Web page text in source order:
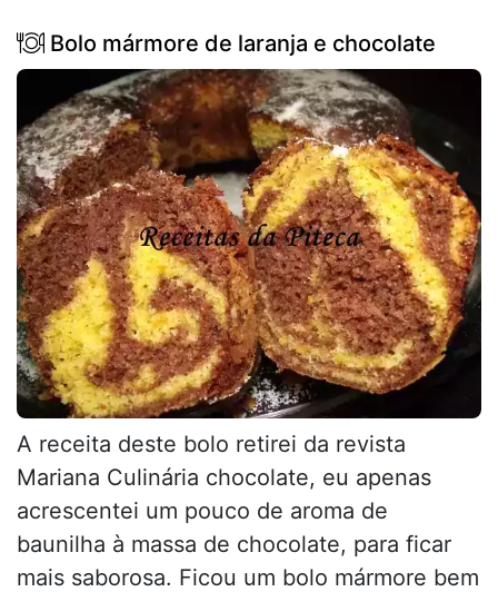
Bolo mármore de laranja e chocolate
A receita deste bolo retirei da revista
Mariana Culinária chocolate, eu apenas
acrescentei um pouco de aroma de
baunilha à massa de chocolate, para ficar
mais saborosa. Ficou um bolo mármore bem